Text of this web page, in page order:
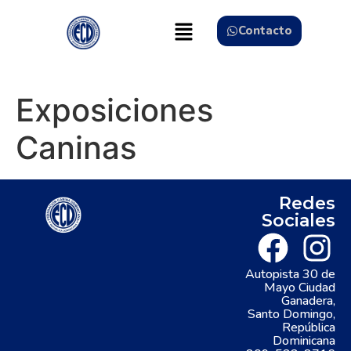
Contacto
Exposiciones
Caninas
Redes
Sociales
Autopista 30 de
Mayo Ciudad
Ganadera,
Santo Domingo,
República
Dominicana